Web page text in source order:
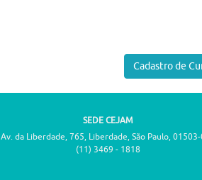
Cadastro de
SEDE CEJAM
Av. da Liberdade, 765, Liberdade, São Paulo, 01503-
(11) 3469 - 1818